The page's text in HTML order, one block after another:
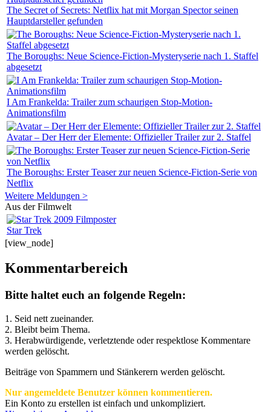
The Secret of Secrets: Netflix hat mit Morgan Spector seinen
Hauptdarsteller gefunden
The Boroughs: Neue Science-Fiction-Mysteryserie nach 1. Staffel
abgesetzt
I Am Frankelda: Trailer zum schaurigen Stop-Motion-
Animationsfilm
Avatar – Der Herr der Elemente: Offizieller Trailer zur 2. Staffel
The Boroughs: Erster Teaser zur neuen Science-Fiction-Serie von
Netflix
Weitere Meldungen >
Aus der Filmwelt
Star Trek
[view_node]
Kommentarbereich
Bitte haltet euch an folgende Regeln:
1. Seid nett zueinander.
2. Bleibt beim Thema.
3. Herabwürdigende, verletztende oder respektlose Kommentare
werden gelöscht.
Beiträge von Spammern und Stänkerern werden gelöscht.
Nur angemeldete Benutzer können kommentieren.
Ein Konto zu erstellen ist einfach und unkompliziert.